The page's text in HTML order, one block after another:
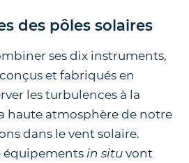
des pôles solaires
ses dix instruments,
et fabriqués en
les turbulences à la
haute atmosphère de notre
dans le vent solaire.
équipementsin situ vont